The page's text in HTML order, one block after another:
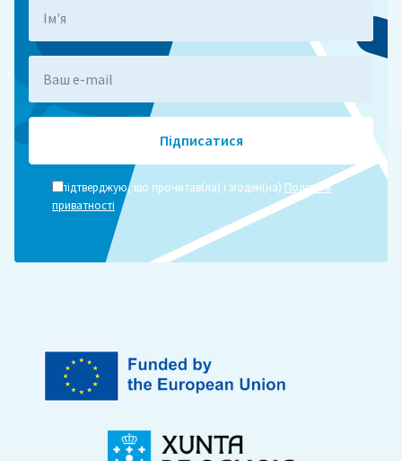
Я підтверджую, що прочитав(ла) і згоден(на) Політика
приватності